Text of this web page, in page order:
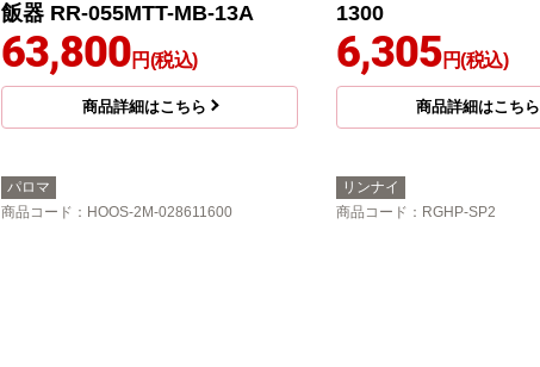
飯器 RR-055MTT-MB-13A
63,800円(税込)
商品詳細はこちら
1300
6,305円(税込)
商品詳細はこちら
パロマ
商品コード ：HOOS-2M-028611600
リンナイ
商品コード ：RGHP-SP2